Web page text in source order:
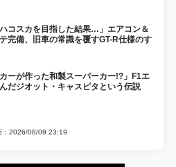
ハコスカを目指した結果…」エアコン＆
完備、旧車の常識を覆すGT-R仕様のす
カーが作った和製スーパーカー!?」F1エ
だジオット・キャスピタという伝説
：2026/08/09 23:19